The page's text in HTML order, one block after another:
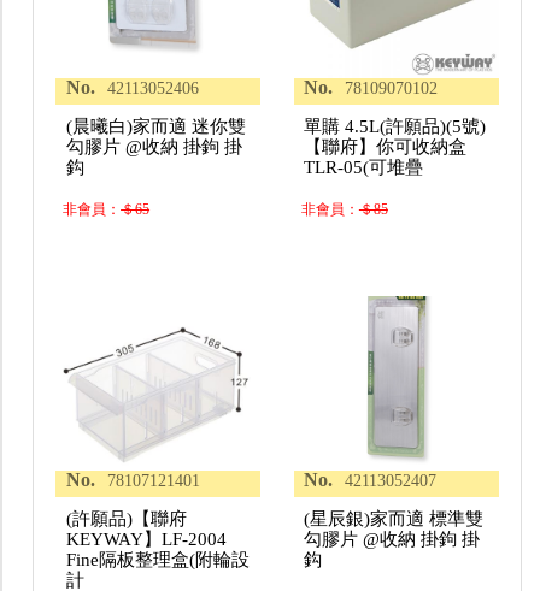
No. 42113052406
(晨曦白)家而適 迷你雙
勾膠片 @收納 掛鉤 掛
鈎
非會員：＄65
No. 78109070102
單購 4.5L(許願品)(5號)
【聯府】你可收納盒
TLR-05(可堆疊
非會員：＄85
No. 78107121401
(許願品)【聯府
KEYWAY】LF-2004
Fine隔板整理盒(附輪設
計
No. 42113052407
(星辰銀)家而適 標準雙
勾膠片 @收納 掛鉤 掛
鈎